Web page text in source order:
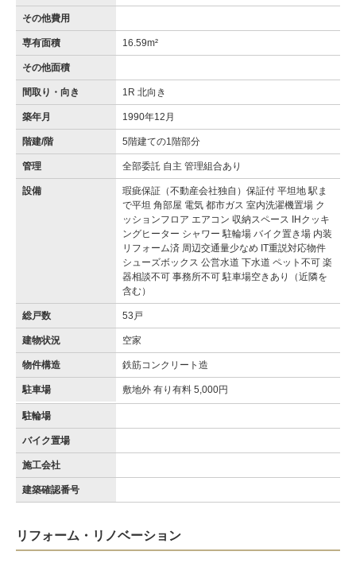
その他費用
専有面積 16.59m²
その他面積
間取り・向き 1R 北向き
築年月 1990年12月
階建/階 5階建ての1階部分
管理 全部委託 自主 管理組合あり
設備
瑕疵保証（不動産会社独自）保証付 平坦地 駅ま
で平坦 角部屋 電気 都市ガス 室内洗濯機置場 ク
ッションフロア エアコン 収納スペース IHクッキ
ングヒーター シャワー 駐輪場 バイク置き場 内装
リフォーム済 周辺交通量少なめ IT重説対応物件
シューズボックス 公営水道 下水道 ペット不可 楽
器相談不可 事務所不可 駐車場空きあり（近隣を
含む）
総戸数 53戸
建物状況 空家
物件構造 鉄筋コンクリート造
駐車場 敷地外 有り有料 5,000円
駐輪場
バイク置場
施工会社
建築確認番号
リフォーム・リノベーション